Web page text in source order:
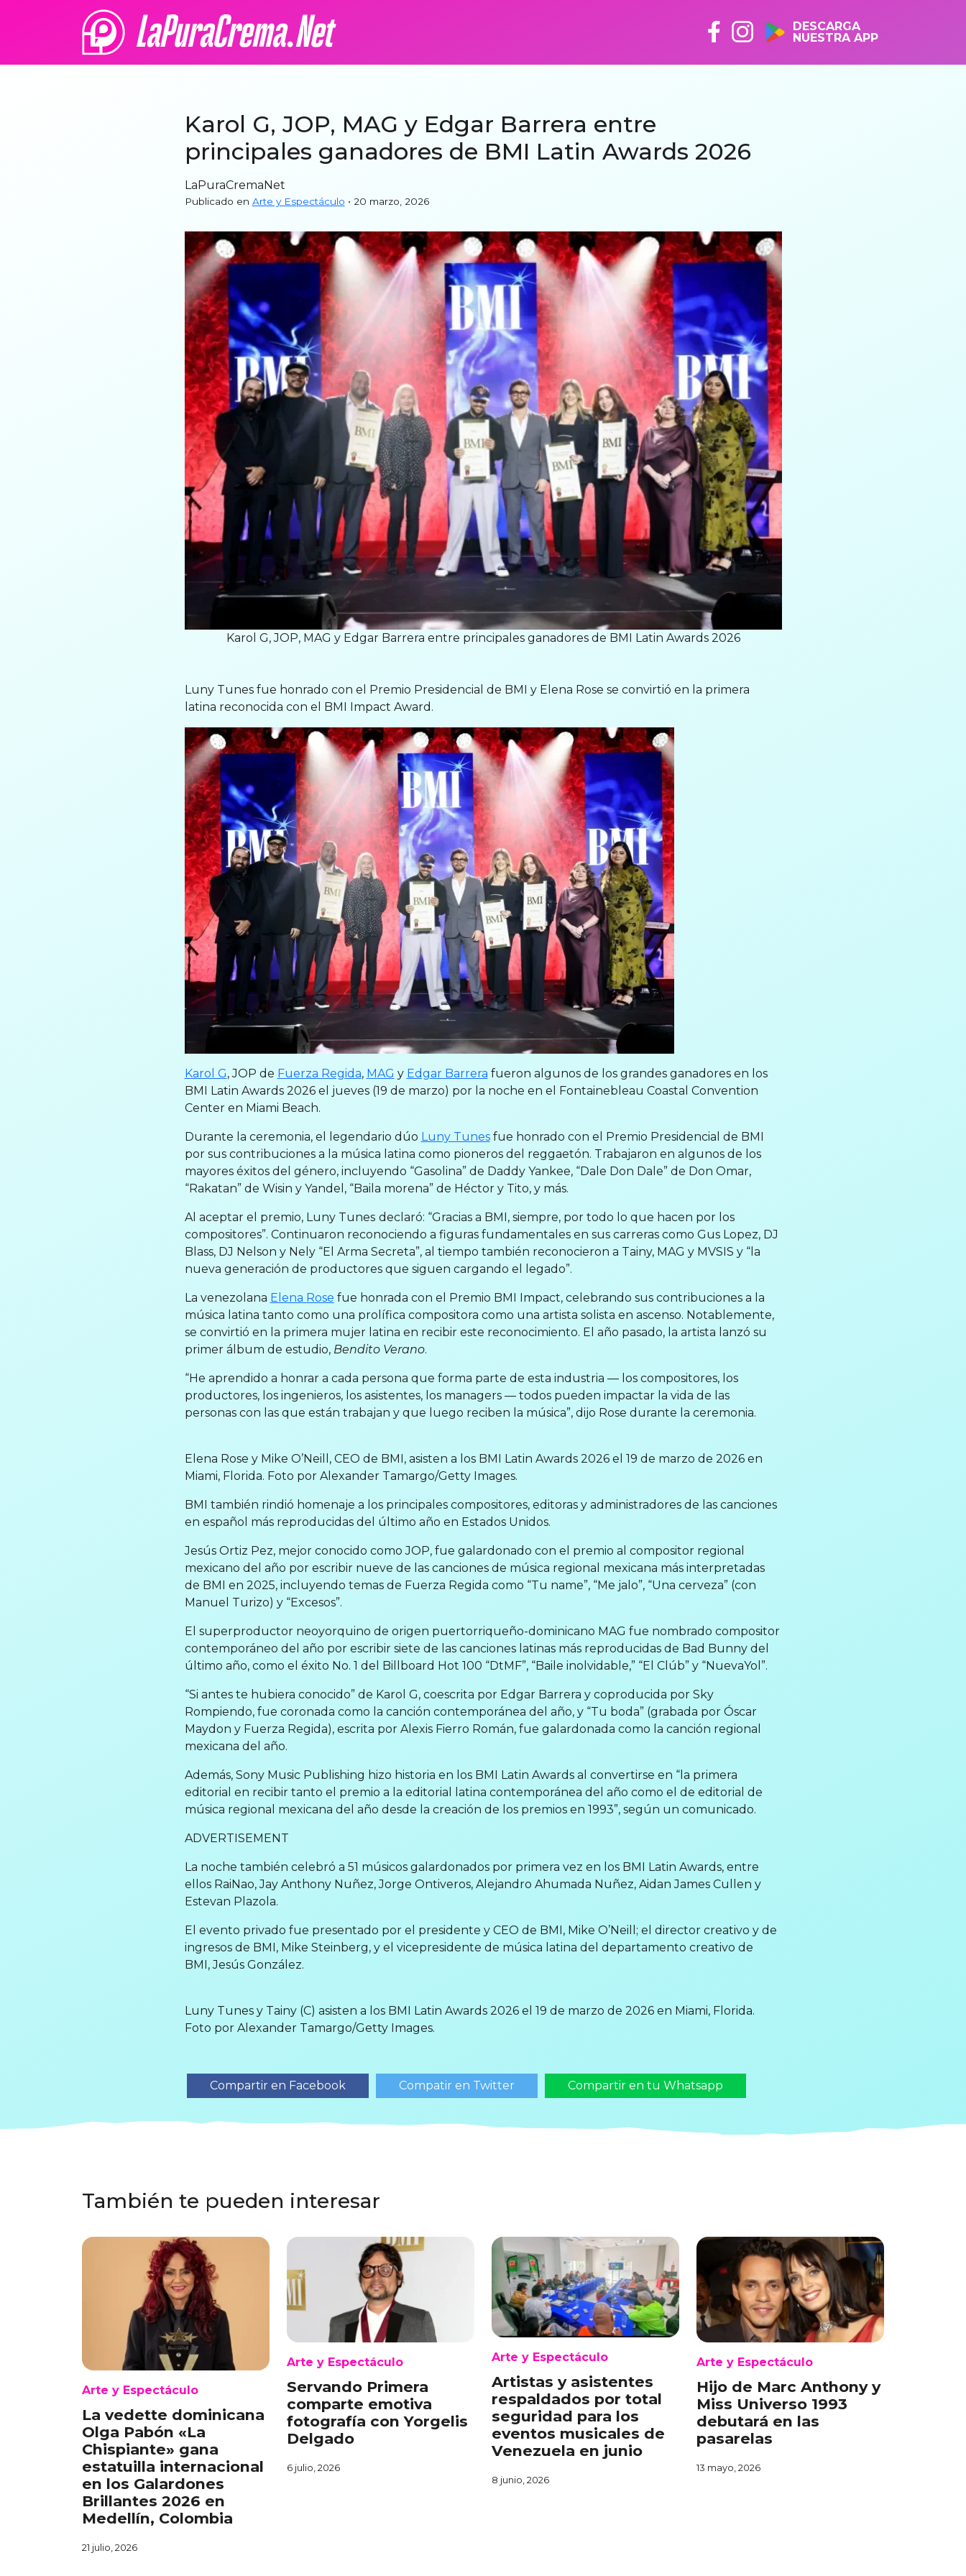
DESCARGA
NUESTRA APP
Karol G, JOP, MAG y Edgar Barrera entre
principales ganadores de BMI Latin Awards 2026
LaPuraCremaNet
Publicado en Arte y Espectáculo • 20 marzo, 2026
Karol G, JOP, MAG y Edgar Barrera entre principales ganadores de BMI Latin Awards 2026
Luny Tunes fue honrado con el Premio Presidencial de BMI y Elena Rose se convirtió en la primera
latina reconocida con el BMI Impact Award.
Karol G, JOP de Fuerza Regida, MAG y Edgar Barrera fueron algunos de los grandes ganadores en los
BMI Latin Awards 2026 el jueves (19 de marzo) por la noche en el Fontainebleau Coastal Convention
Center en Miami Beach.
Durante la ceremonia, el legendario dúo Luny Tunesfue honrado con el Premio Presidencial de BMI
por sus contribuciones a la música latina como pioneros del reggaetón. Trabajaron en algunos de los
mayores éxitos del género, incluyendo “Gasolina” de Daddy Yankee, “Dale Don Dale” de Don Omar,
“Rakatan” de Wisin y Yandel, “Baila morena” de Héctor y Tito, y más.
Al aceptar el premio, Luny Tunes declaró: “Gracias a BMI, siempre, por todo lo que hacen por los
compositores”. Continuaron reconociendo a figuras fundamentales en sus carreras como Gus Lopez, DJ
Blass, DJ Nelson y Nely “El Arma Secreta”, al tiempo también reconocieron a Tainy, MAG y MVSIS y “la
nueva generación de productores que siguen cargando el legado”.
La venezolana Elena Rose fue honrada con el Premio BMI Impact, celebrando sus contribuciones a la
música latina tanto como una prolífica compositora como una artista solista en ascenso. Notablemente,
se convirtió en la primera mujer latina en recibir este reconocimiento. El año pasado, la artista lanzó su
primer álbum de estudio, Bendito Verano.
“He aprendido a honrar a cada persona que forma parte de esta industria — los compositores, los
productores, los ingenieros, los asistentes, los managers — todos pueden impactar la vida de las
personas con las que están trabajan y que luego reciben la música”, dijo Rose durante la ceremonia.
Elena Rose y Mike O’Neill, CEO de BMI, asisten a los BMI Latin Awards 2026 el 19 de marzo de 2026 en
Miami, Florida. Foto por Alexander Tamargo/Getty Images.
BMI también rindió homenaje a los principales compositores, editoras y administradores de las canciones
en español más reproducidas del último año en Estados Unidos.
Jesús Ortiz Pez, mejor conocido como JOP, fue galardonado con el premio al compositor regional
mexicano del año por escribir nueve de las canciones de música regional mexicana más interpretadas
de BMI en 2025, incluyendo temas de Fuerza Regida como “Tu name”, “Me jalo”, “Una cerveza” (con
Manuel Turizo) y “Excesos”.
El superproductor neoyorquino de origen puertorriqueño-dominicano MAG fue nombrado compositor
contemporáneo del año por escribir siete de las canciones latinas más reproducidas de Bad Bunny del
último año, como el éxito No. 1 del Billboard Hot 100 “DtMF”, “Baile inolvidable,” “El Clúb” y “NuevaYol”.
“Si antes te hubiera conocido” de Karol G, coescrita por Edgar Barrera y coproducida por Sky
Rompiendo, fue coronada como la canción contemporánea del año, y “Tu boda” (grabada por Óscar
Maydon y Fuerza Regida), escrita por Alexis Fierro Román, fue galardonada como la canción regional
mexicana del año.
Además, Sony Music Publishing hizo historia en los BMI Latin Awards al convertirse en “la primera
editorial en recibir tanto el premio a la editorial latina contemporánea del año como el de editorial de
música regional mexicana del año desde la creación de los premios en 1993”, según un comunicado.
ADVERTISEMENT
La noche también celebró a 51 músicos galardonados por primera vez en los BMI Latin Awards, entre
ellos RaiNao, Jay Anthony Nuñez, Jorge Ontiveros, Alejandro Ahumada Nuñez, Aidan James Cullen y
Estevan Plazola.
El evento privado fue presentado por el presidente y CEO de BMI, Mike O’Neill; el director creativo y de
ingresos de BMI, Mike Steinberg, y el vicepresidente de música latina del departamento creativo de
BMI, Jesús González.
Luny Tunes y Tainy (C) asisten a los BMI Latin Awards 2026 el 19 de marzo de 2026 en Miami, Florida.
Foto por Alexander Tamargo/Getty Images.
Compartir en Facebook Compatir en Twitter Compartir en tu Whatsapp
También te pueden interesar
Arte y Espectáculo
La vedette dominicana
Olga Pabón «La
Chispiante» gana
estatuilla internacional
en los Galardones
Brillantes 2026 en
Medellín, Colombia
21 julio, 2026
Arte y Espectáculo
Servando Primera
comparte emotiva
fotografía con Yorgelis
Delgado
6 julio, 2026
Arte y Espectáculo
Artistas y asistentes
respaldados por total
seguridad para los
eventos musicales de
Venezuela en junio
8 junio, 2026
Arte y Espectáculo
Hijo de Marc Anthony y
Miss Universo 1993
debutará en las
pasarelas
13 mayo, 2026